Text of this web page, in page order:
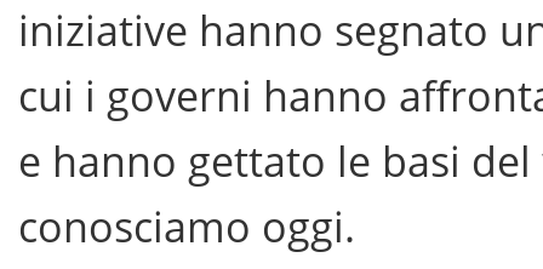
iniziative hanno segnato
cui i governi hanno
e hanno gettato le basi
conosciamo oggi.